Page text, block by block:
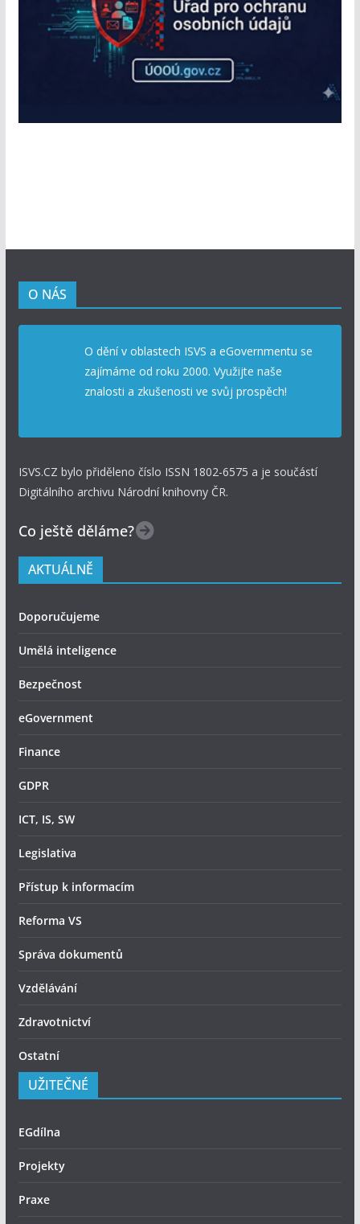
O NÁS
O dění v oblastech ISVS a eGovernmentu se
zajímáme od roku 2000. Využijte naše
znalosti a zkušenosti ve svůj prospěch!
ISVS.CZ bylo přiděleno číslo ISSN 1802-6575 a je součástí
Digitálního archivu Národní knihovny ČR.
Co ještě děláme?
AKTUÁLNĚ
Doporučujeme
Umělá inteligence
Bezpečnost
eGovernment
Finance
GDPR
ICT, IS, SW
Legislativa
Přístup k informacím
Reforma VS
Správa dokumentů
Vzdělávání
Zdravotnictví
Ostatní
UŽITEČNÉ
EGdílna
Projekty
Praxe